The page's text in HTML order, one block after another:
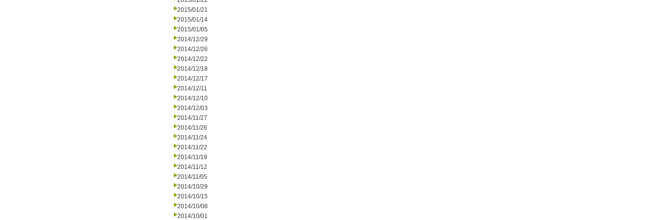
2015/01/21
2015/01/14
2015/01/05
2014/12/29
2014/12/26
2014/12/22
2014/12/18
2014/12/17
2014/12/11
2014/12/10
2014/12/03
2014/11/27
2014/11/26
2014/11/24
2014/11/22
2014/11/19
2014/11/12
2014/11/05
2014/10/29
2014/10/15
2014/10/08
2014/10/01